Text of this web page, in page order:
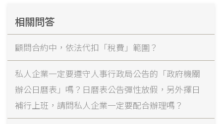
相關問答
顧問合約中，依法代扣「稅費」範圍？
私人企業一定要遵守人事行政局公告的「政府機關
辦公日曆表」嗎？日曆表公告彈性放假，另外擇日
補行上班，請問私人企業一定要配合辦理嗎？